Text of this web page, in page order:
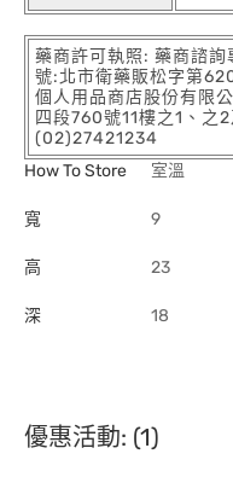
藥商許可執照: 藥商諮
號:北市衛藥販松字第
個人用品商店股份有限
四段760號11樓之1、之
(02)27421234
How To Store
室溫
寬 9
高 23
深 18
優惠活動: (1)